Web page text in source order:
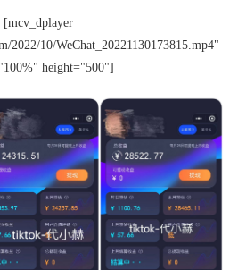
[mcv_dplayer
2022/10/WeChat_20221130173815.mp4"
height="500"]